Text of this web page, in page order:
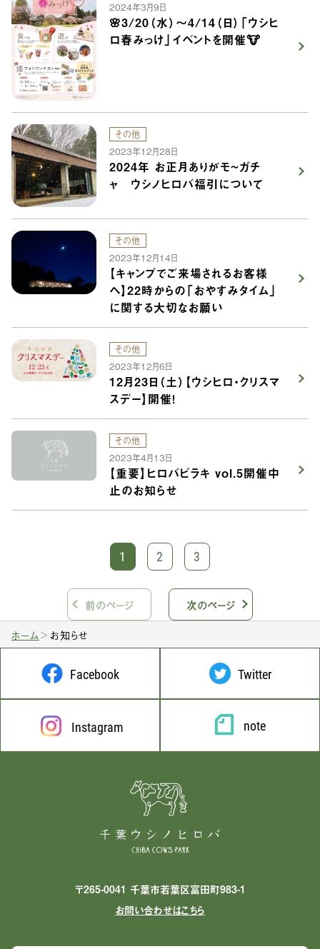
2024年3月9日
🌸3/20（水）〜4/14（日）「ウシヒ
ロ春みっけ」イベントを開催🐮
その他
2023年12月28日
2024年 お正月ありがモ~ガチ
ャ ウシノヒロバ福引について
その他
2023年12月14日
【キャンプでご来場されるお客様
へ】22時からの「おやすみタイム」
に関する大切なお願い
その他
2023年12月6日
12月23日（土）【ウシヒロ・クリスマ
スデー】開催！
その他
2023年4月13日
【重要】ヒロバビラキ vol.5開催中
止のお知らせ
1 2 3
前のページ
次のページ
ホーム
お知らせ
Facebook Twitter
Instagram note
〒265-0041 千葉市若葉区富田町983-1
お問い合わせはこちら